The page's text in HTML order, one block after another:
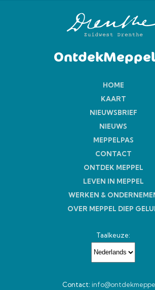
HOME
KAART
NIEUWSBRIEF
NIEUWS
MEPPELPAS
CONTACT
ONTDEK MEPPEL
LEVEN IN MEPPEL
WERKEN &
OVER MEPPEL DIEP
Taalkeuze:
Contact: